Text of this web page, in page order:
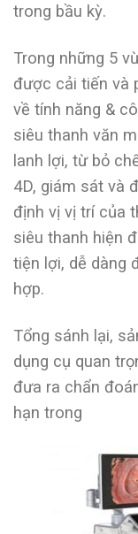
trong bầu kỳ.
Trong những 5
được cải tiến và
về tính năng &
siêu thanh văn
lanh lợi, từ bỏ
4D, giám sát và
định vị vị trí của
siêu thanh hiện
tiện lợi, dễ dàng
hợp.
Tổng sánh lại,
dụng cụ quan
đưa ra chẩn
hạn trong